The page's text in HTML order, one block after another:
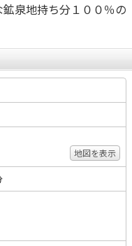
泉地持ち分１００％の
地図を表示